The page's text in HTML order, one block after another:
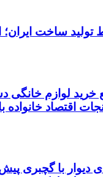
ساخت ایران؛
خرید لوازم خانگی
اقتصاد خانواده
دیوار با گچبری